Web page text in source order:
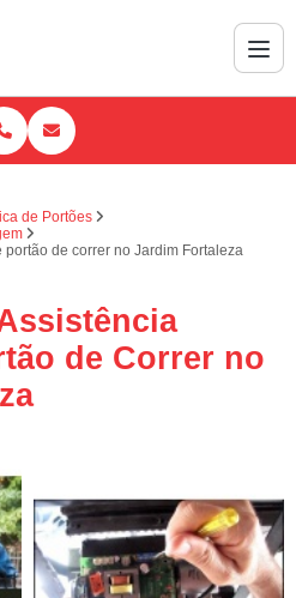
de Portões
de correr no Jardim Fortaleza
de Correr no